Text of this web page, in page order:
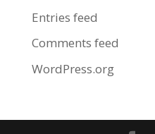
Entries feed
Comments feed
WordPress.org